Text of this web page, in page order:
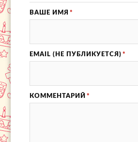
ВАШЕ ИМЯ *
EMAIL (НЕ ПУБЛИКУЕТСЯ) *
КОММЕНТАРИЙ *